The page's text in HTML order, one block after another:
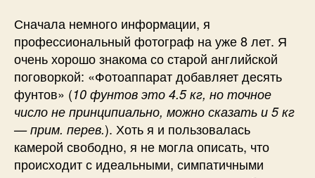
Сначала немного информации, я
профессиональный фотограф на уже 8 лет. Я
очень хорошо знакома со старой английской
поговоркой: «Фотоаппарат добавляет десять
фунтов» (10 фунтов это 4.5 кг, но точное
число не принципиально, можно сказать и 5 кг
— прим. перев.). Хоть я и пользовалась
камерой свободно, я не могла описать, что
происходит с идеальными, симпатичными